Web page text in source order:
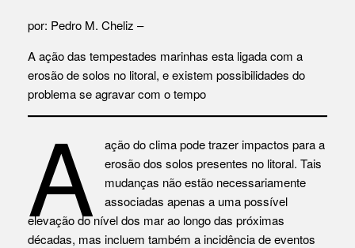
por: Pedro M. Cheliz –
A ação das tempestades marinhas esta ligada com a
erosão de solos no litoral, e existem possibilidades do
problema se agravar com o tempo
A
ação do clima pode trazer impactos para a
erosão dos solos presentes no litoral. Tais
mudanças não estão necessariamente
associadas apenas a uma possível
elevação do nível dos mar ao longo das próximas
décadas, mas incluem também a incidência de eventos